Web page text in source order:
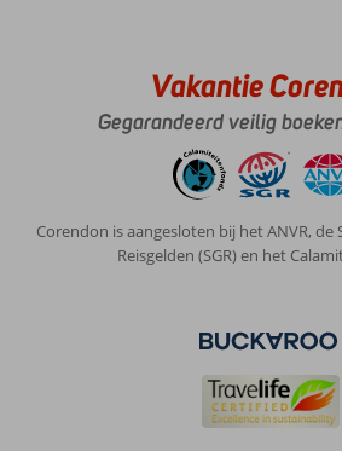
Vakantie
Gegarandeerd veilig
Corendon is aangesloten bij het ANVR,
Reisgelden (SGR) en het